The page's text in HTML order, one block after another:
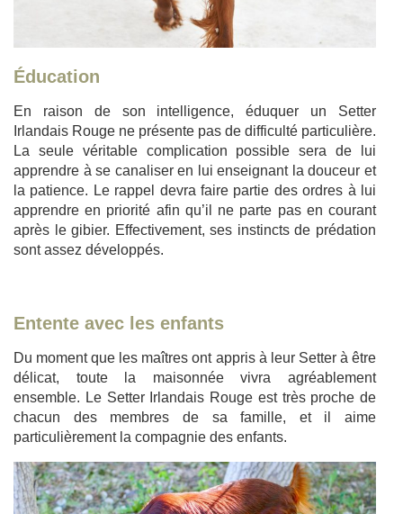
Éducation
En raison de son intelligence, éduquer un Setter
Irlandais Rouge ne présente pas de difficulté particulière.
La seule véritable complication possible sera de lui
apprendre à se canaliser en lui enseignant la douceur et
la patience. Le rappel devra faire partie des ordres à lui
apprendre en priorité afin qu’il ne parte pas en courant
après le gibier. Effectivement, ses instincts de prédation
sont assez développés.
Entente avec les enfants
Du moment que les maîtres ont appris à leur Setter à être
délicat, toute la maisonnée vivra agréablement
ensemble. Le Setter Irlandais Rouge est très proche de
chacun des membres de sa famille, et il aime
particulièrement la compagnie des enfants.